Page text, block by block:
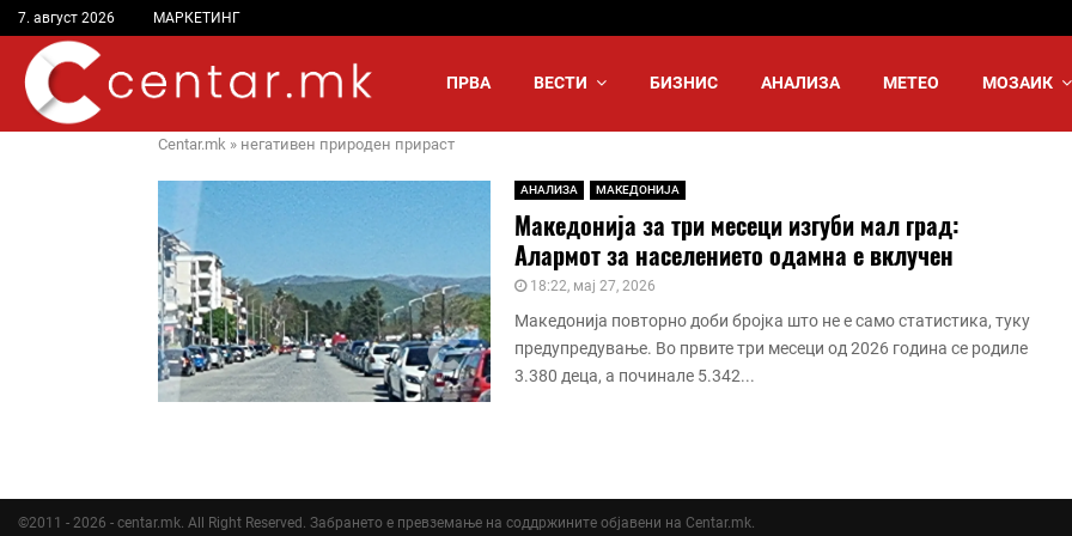
7. август 2026 МАРКЕТИНГ
ПРВА ВЕСТИ БИЗНИС АНАЛИЗА МЕТЕО МОЗАИК
Centar.mk » негативен природен прираст
АНАЛИЗА МАКЕДОНИЈА
Македонија за три месеци изгуби мал град:
Алармот за населението одамна е вклучен
18:22, мај 27, 2026
Македонија повторно доби бројка што не е само статистика, туку
предупредување. Во првите три месеци од 2026 година се родиле
3.380 деца, а починале 5.342...
©2011 - 2026 - centar.mk. All Right Reserved. Забрането е превземање на соддржините објавени на Centar.mk.